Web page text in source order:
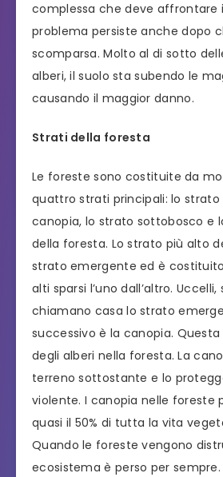
complessa che deve affrontare
problema persiste anche dopo
scomparsa. Molto al di sotto
alberi, il suolo sta subendo le
causando il maggior danno.
Strati della foresta
Le foreste sono costituite da
quattro strati principali: lo
canopia, lo strato sottobosco e
della foresta. Lo strato più alto
strato emergente ed è
alti sparsi l’uno dall’altro.
chiamano casa lo strato
successivo è la canopia.
degli alberi nella foresta. La
terreno sottostante e lo
violente. I canopia nelle foreste
quasi il 50% di tutta la vita
Quando le foreste vengono
ecosistema è perso per